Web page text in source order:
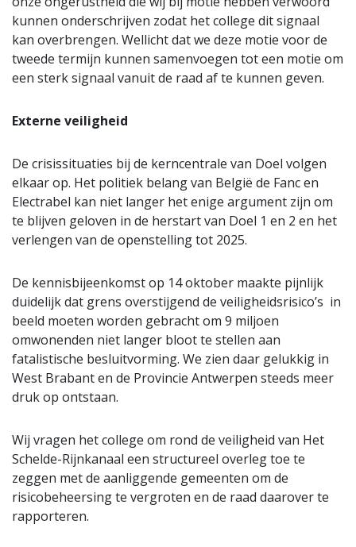
kunnen onderschrijven zodat het college dit signaal
kan overbrengen. Wellicht dat we deze motie voor de
tweede termijn kunnen samenvoegen tot een motie om
een sterk signaal vanuit de raad af te kunnen geven.
Externe veiligheid
De crisissituaties bij de kerncentrale van Doel volgen
elkaar op. Het politiek belang van België de Fanc en
Electrabel kan niet langer het enige argument zijn om
te blijven geloven in de herstart van Doel 1 en 2 en het
verlengen van de openstelling tot 2025.
De kennisbijeenkomst op 14 oktober maakte pijnlijk
duidelijk dat grens overstijgend de veiligheidsrisico’s in
beeld moeten worden gebracht om 9 miljoen
omwonenden niet langer bloot te stellen aan
fatalistische besluitvorming. We zien daar gelukkig in
West Brabant en de Provincie Antwerpen steeds meer
druk op ontstaan.
Wij vragen het college om rond de veiligheid van Het
Schelde-Rijnkanaal een structureel overleg toe te
zeggen met de aanliggende gemeenten om de
risicobeheersing te vergroten en de raad daarover te
rapporteren.